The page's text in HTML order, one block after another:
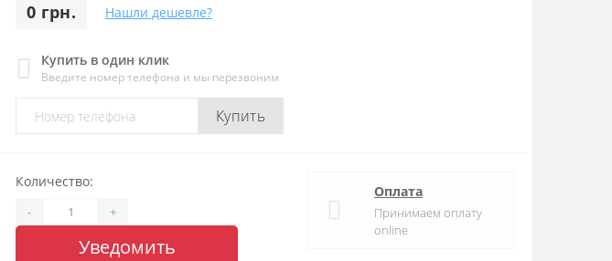
0 грн. Нашли дешевле?
Купить в один клик
Введите номер телефона и мы перезвоним
Купить
Количество:
- +
Уведомить
Оплата
Принимаем оплату
online